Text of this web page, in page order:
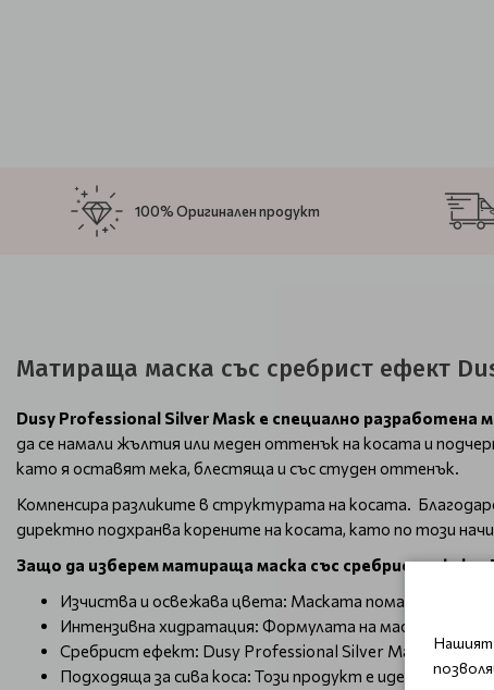
100% Оригинален продукт
Матираща маска със сребрист ефект
Dusy Professional Silver Mask е специално разработена
да се намали жълтия или меден оттенък на косата и
като я оставят мека, блестяща и със студен оттенък.
Компенсира разликите в структурата на косата.
директно подхранва корените на косата, като по този
Защо да изберем матираща маска със сребрист ефект
Изчиства и освежава цвета: Маската помага за
Интензивна хидратация: Формулата на маската
Сребрист ефект: Dusy Professional Silver Mask
Подходяща за сива коса: Този продукт е идеален за
Нашият